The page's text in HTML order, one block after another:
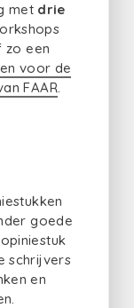
met drie
zo een
voor de
FAAR.
goede
schrijvers
en